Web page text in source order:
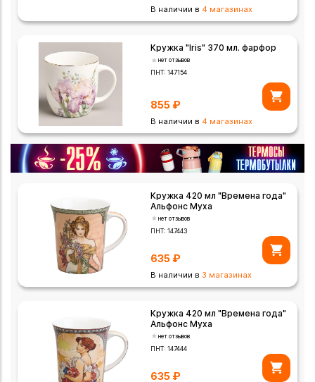
В наличии в 4 магазинах
Кружка "Iris" 370 мл. фарфор
нет отзывов
ПНТ:147154
855 ₽
В наличии в 4 магазинах
Кружка 420 мл "Времена года"
Альфонс Муха
нет отзывов
ПНТ:147443
635 ₽
В наличии в 3 магазинах
Кружка 420 мл "Времена года"
Альфонс Муха
нет отзывов
ПНТ:147444
635 ₽